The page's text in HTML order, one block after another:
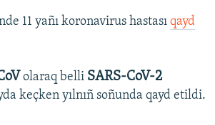
11 yañı koronavirus hastası qayd
olaraq belli SARS-CoV-2
keçken yılnıñ soñunda qayd etildi.